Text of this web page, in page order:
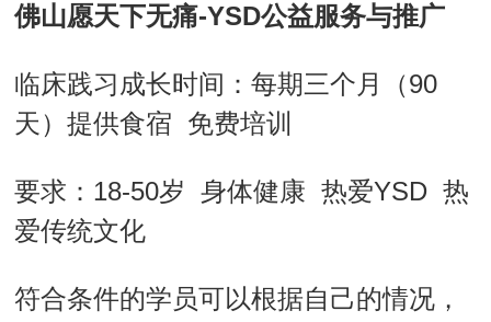
佛山愿天下无痛-YSD公益服务与推广
临床践习成长时间：每期三个月（90
天）提供食宿 免费培训
要求：18-50岁 身体健康 热爱YSD 热
爱传统文化
符合条件的学员可以根据自己的情况，